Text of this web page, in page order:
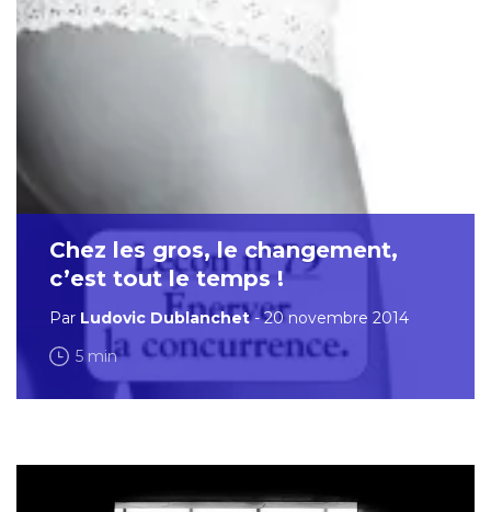
Chez les gros, le changement,
c’est tout le temps !
Par Ludovic Dublanchet- 20 novembre 2014
5 min